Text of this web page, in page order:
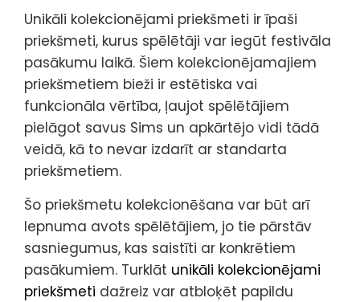
Unikāli kolekcionējami priekšmeti ir īpaši
priekšmeti, kurus spēlētāji var iegūt festivāla
pasākumu laikā. Šiem kolekcionējamajiem
priekšmetiem bieži ir estētiska vai
funkcionāla vērtība, ļaujot spēlētājiem
pielāgot savus Sims un apkārtējo vidi tādā
veidā, kā to nevar izdarīt ar standarta
priekšmetiem.
Šo priekšmetu kolekcionēšana var būt arī
lepnuma avots spēlētājiem, jo tie pārstāv
sasniegumus, kas saistīti ar konkrētiem
pasākumiem. Turklāt unikāli kolekcionējami
priekšmeti dažreiz var atbloķēt papildu